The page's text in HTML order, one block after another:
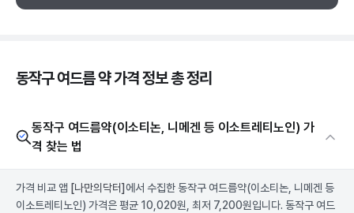
동작구 여드름 약 가격 정보 총 정리
동작구 여드름약(이소티논, 니메겐 등 이소트레티노인) 가
격 찾는 법
가격 비교 앱 [나만의닥터] 에서 수집한 동작구 여드름약(이소티논, 니메겐 등
이소트레티노인) 가격은 평균 10,020원, 최저 7,200원입니다. 동작구 여드